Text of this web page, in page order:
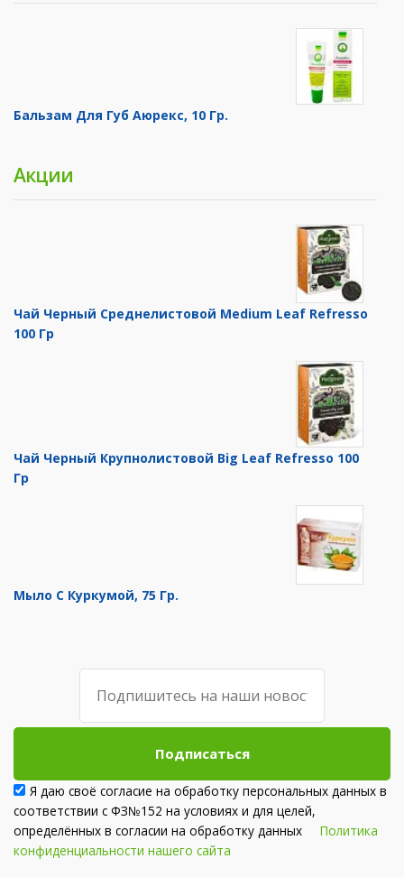
Бальзам Для Губ Аюрекс, 10 Гр.
Акции
Чай Черный Среднелистовой Medium Leaf Refresso
100 Гр
Чай Черный Крупнолистовой Big Leaf Refresso 100
Гр
Мыло С Куркумой, 75 Гр.
Подписаться
Я даю своё согласие на обработку персональных данных в
соответствии с ФЗ№152 на условиях и для целей,
определённых в согласии на обработку данных Политика
конфиденциальности нашего сайта